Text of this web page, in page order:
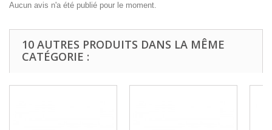
Aucun avis n'a été publié pour le moment.
10 AUTRES PRODUITS DANS LA MÊME
CATÉGORIE :